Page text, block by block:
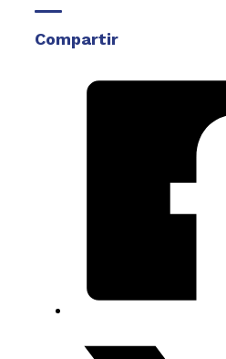
Compartir